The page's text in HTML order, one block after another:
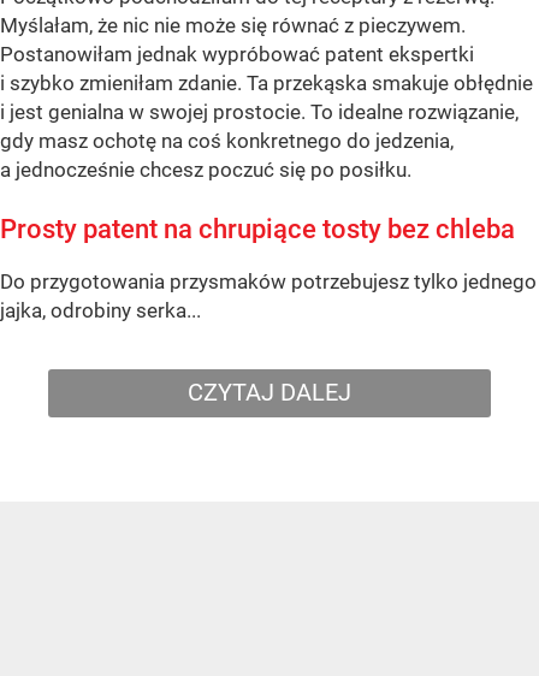
Myślałam, że nic nie może się równać z pieczywem.
Postanowiłam jednak wypróbować patent ekspertki
i szybko zmieniłam zdanie. Ta przekąska smakuje obłędnie
i jest genialna w swojej prostocie. To idealne rozwiązanie,
gdy masz ochotę na coś konkretnego do jedzenia,
a jednocześnie chcesz poczuć się po posiłku.
Prosty patent na chrupiące tosty bez chleba
Do przygotowania przysmaków potrzebujesz tylko jednego
jajka, odrobiny serka...
CZYTAJ DALEJ